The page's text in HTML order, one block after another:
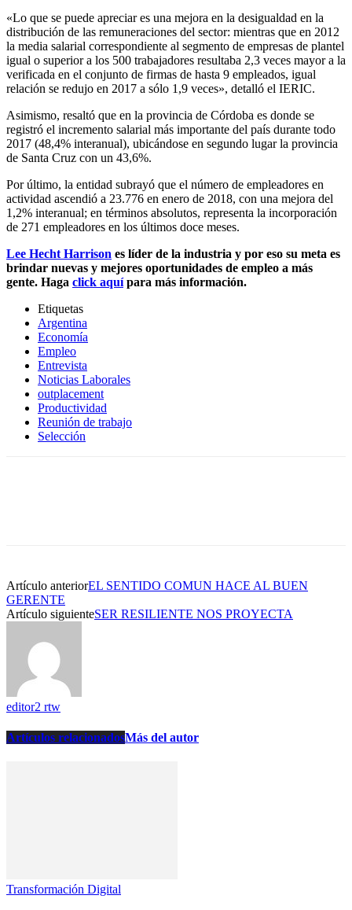
«Lo que se puede apreciar es una mejora en la desigualdad en la
distribución de las remuneraciones del sector: mientras que en 2012
la media salarial correspondiente al segmento de empresas de plantel
igual o superior a los 500 trabajadores resultaba 2,3 veces mayor a la
verificada en el conjunto de firmas de hasta 9 empleados, igual
relación se redujo en 2017 a sólo 1,9 veces», detalló el IERIC.
Asimismo, resaltó que en la provincia de Córdoba es donde se
registró el incremento salarial más importante del país durante todo
2017 (48,4% interanual), ubicándose en segundo lugar la provincia
de Santa Cruz con un 43,6%.
Por último, la entidad subrayó que el número de empleadores en
actividad ascendió a 23.776 en enero de 2018, con una mejora del
1,2% interanual; en términos absolutos, representa la incorporación
de 271 empleadores en los últimos doce meses.
Lee Hecht Harrison es líder de la industria y por eso su meta es
brindar nuevas y mejores oportunidades de empleo a más
gente. Haga click aquípara más información.
Etiquetas
Argentina
Economía
Empleo
Entrevista
Noticias Laborales
outplacement
Productividad
Reunión de trabajo
Selección
Artículo anteriorEL SENTIDO COMUN HACE AL BUEN
GERENTE
Artículo siguienteSER RESILIENTE NOS PROYECTA
editor2 rtw
Artículos relacionadosMás del autor
Transformación Digital